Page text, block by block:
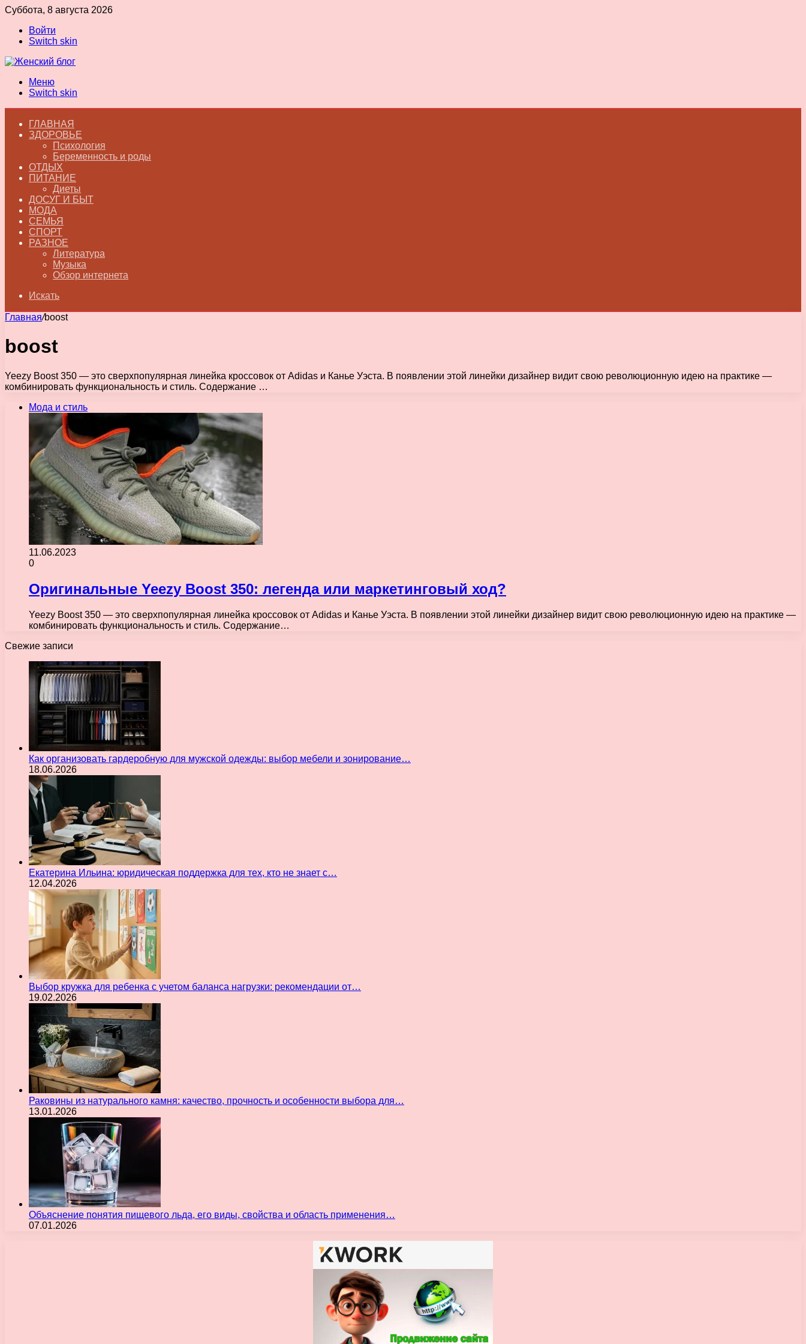
Суббота, 8 августа 2026
Войти
Switch skin
Меню
Switch skin
ГЛАВНАЯ
ЗДОРОВЬЕ
Психология
Беременность и роды
ОТДЫХ
ПИТАНИЕ
Диеты
ДОСУГ И БЫТ
МОДА
СЕМЬЯ
СПОРТ
РАЗНОЕ
Литература
Музыка
Обзор интернета
Искать
Главная/boost
boost
Yeezy Boost 350 — это сверхпопулярная линейка кроссовок от Adidas и Канье Уэста. В появлении этой линейки дизайнер видит свою революционную идею на практике —
комбинировать функциональность и стиль. Содержание …
Мода и стиль
11.06.2023
0
Оригинальные Yeezy Boost 350: легенда или маркетинговый ход?
Yeezy Boost 350 — это сверхпопулярная линейка кроссовок от Adidas и Канье Уэста. В появлении этой линейки дизайнер видит свою революционную идею на практике —
комбинировать функциональность и стиль. Содержание…
Свежие записи
Как организовать гардеробную для мужской одежды: выбор мебели и зонирование…
18.06.2026
Екатерина Ильина: юридическая поддержка для тех, кто не знает с…
12.04.2026
Выбор кружка для ребенка с учетом баланса нагрузки: рекомендации от…
19.02.2026
Раковины из натурального камня: качество, прочность и особенности выбора для…
13.01.2026
Объяснение понятия пищевого льда, его виды, свойства и область применения…
07.01.2026